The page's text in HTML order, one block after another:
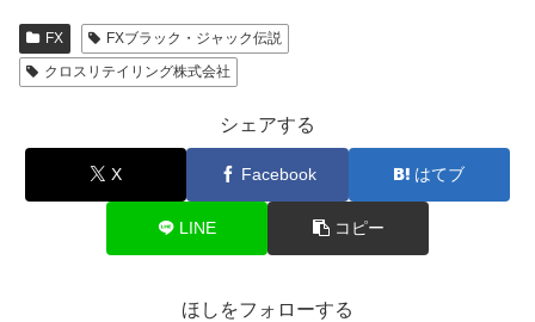
FX
FXブラック・ジャック伝説
クロスリテイリング株式会社
シェアする
X Facebook はてブ
LINE コピー
ほしをフォローする